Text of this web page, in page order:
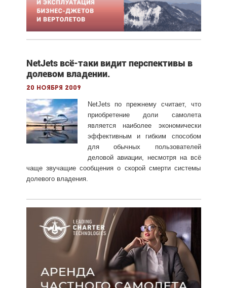
NetJets всё-таки видит перспективы в
долевом владении.
20 ноября 2009
NetJets по прежнему считает, что
приобретение доли самолета
является наиболее экономически
эффективным и гибким способом
для обычных пользователей
деловой авиации, несмотря на всё
чаще звучащие сообщения о скорой смерти системы
долевого владения.